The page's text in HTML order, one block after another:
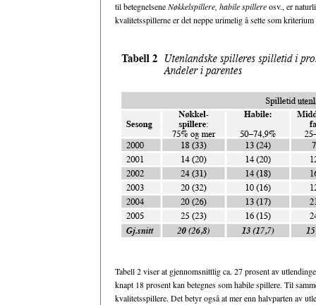
til betegnelseneNøkkelspillere, habile spillereosv., er
kvalitetsspillerne er det neppe urimelig å sette som
Tabell 2 viser at gjennomsnittlig ca. 27 prosent av
knapt 18 prosent kan betegnes som habile spillere. Til
kvalitetsspillere. Det betyr også at mer enn halvparten av